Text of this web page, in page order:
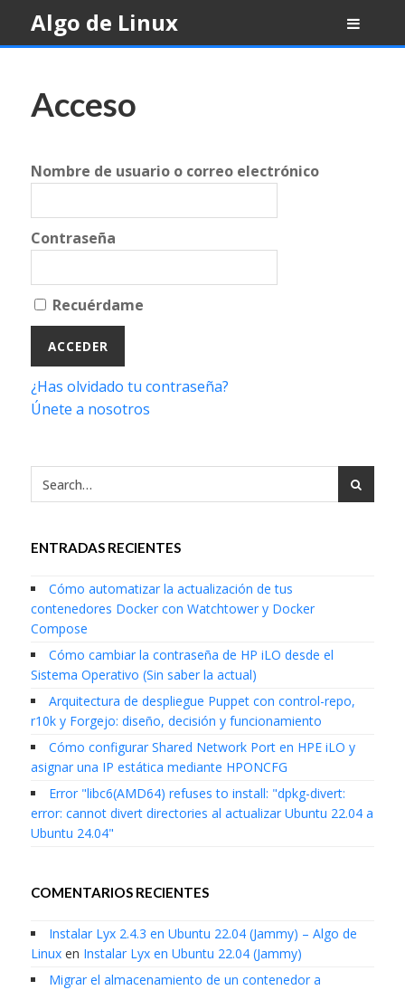
content
Algo de Linux
Acceso
Nombre de usuario o correo electrónico
Contraseña
Recuérdame
¿Has olvidado tu contraseña?
Únete a nosotros
ENTRADAS RECIENTES
Cómo automatizar la actualización de tus
contenedores Docker con Watchtower y Docker
Compose
Cómo cambiar la contraseña de HP iLO desde el
Sistema Operativo (Sin saber la actual)
Arquitectura de despliegue Puppet con control-repo,
r10k y Forgejo: diseño, decisión y funcionamiento
Cómo configurar Shared Network Port en HPE iLO y
asignar una IP estática mediante HPONCFG
Error "libc6(AMD64) refuses to install: "dpkg-divert:
error: cannot divert directories al actualizar Ubuntu 22.04 a
Ubuntu 24.04"
COMENTARIOS RECIENTES
Instalar Lyx 2.4.3 en Ubuntu 22.04 (Jammy) – Algo de
Linuxen Instalar Lyx en Ubuntu 22.04 (Jammy)
Migrar el almacenamiento de un contenedor a